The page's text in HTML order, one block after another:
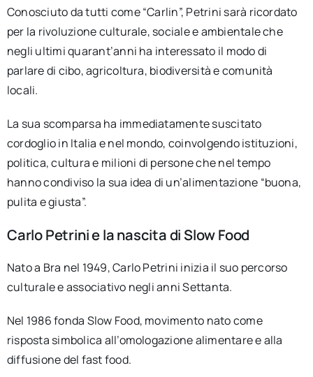
Conosciuto da tutti come “Carlin”, Petrini sarà ricordato
per la rivoluzione culturale, sociale e ambientale che
negli ultimi quarant’anni ha interessato il modo di
parlare di cibo, agricoltura, biodiversità e comunità
locali.
La sua scomparsa ha immediatamente suscitato
cordoglio in Italia e nel mondo, coinvolgendo istituzioni,
politica, cultura e milioni di persone che nel tempo
hanno condiviso la sua idea di un’alimentazione “buona,
pulita e giusta”.
Carlo Petrini e la nascita di Slow Food
Nato a Bra nel 1949, Carlo Petrini inizia il suo percorso
culturale e associativo negli anni Settanta.
Nel 1986 fonda Slow Food, movimento nato come
risposta simbolica all’omologazione alimentare e alla
diffusione del fast food.